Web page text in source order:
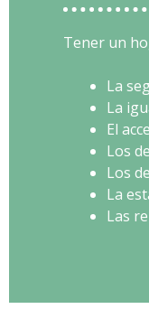
Tener un
La
La
El
Los
Los
La
Las